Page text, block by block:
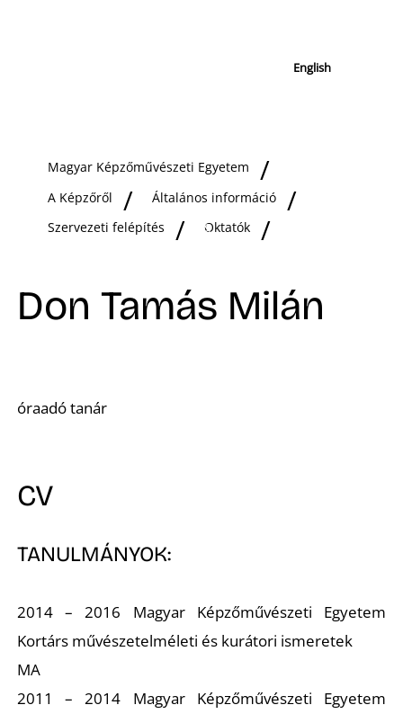
English
Magyar Képzőművészeti Egyetem
A Képzőről
Általános információ
Szervezeti felépítés
Oktatók
Don Tamás Milán
óraadó tanár
CV
TANULMÁNYOK:
2014 – 2016 Magyar Képzőművészeti Egyetem
Kortárs művészetelméleti és kurátori ismeretek
MA
2011 – 2014 Magyar Képzőművészeti Egyetem